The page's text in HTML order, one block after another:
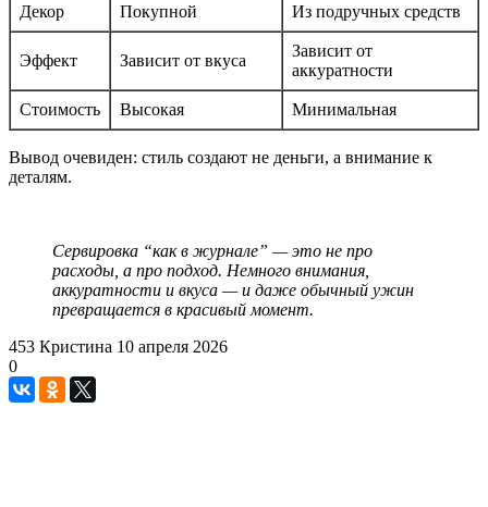
Декор Покупной Из подручных средств
Эффект Зависит от вкуса
Зависит от
аккуратности
Стоимость Высокая Минимальная
Вывод очевиден: стиль создают не деньги, а внимание к
деталям.
Сервировка “как в журнале” — это не про
расходы, а про подход. Немного внимания,
аккуратности и вкуса — и даже обычный ужин
превращается в красивый момент.
453 Кристина 10 апреля 2026
0